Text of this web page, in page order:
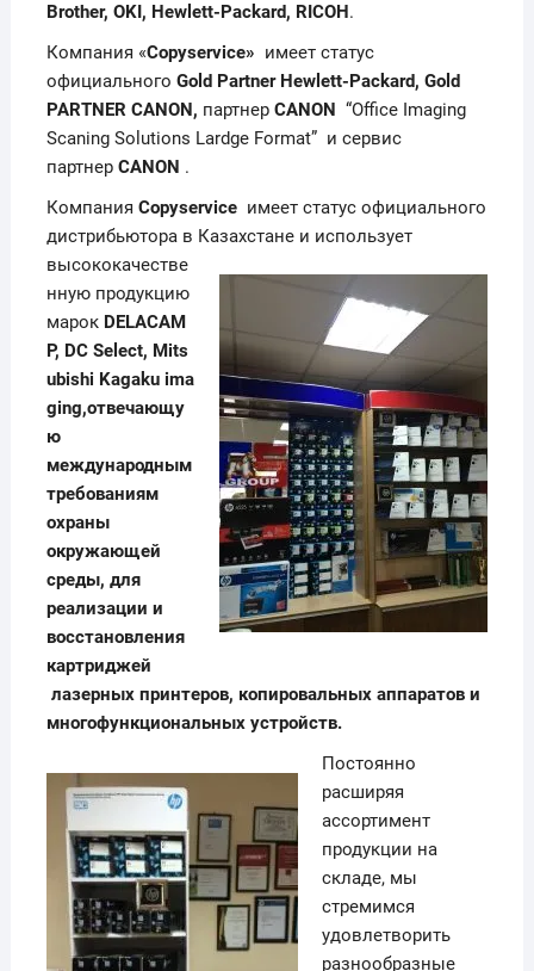
Brother, OKI, Hewlett-Packard, RICOH.
Компания «Copyservice» имеет статус
официального Gold Partner Hewlett-Packard, Gold
PARTNER CANON, партнерCANON “Office Imaging
Scaning Solutions Lardge Format” и сервис
партнер CANON .
Компания Copyserviceимеет статус официального
дистрибьютора в Казахстане и использует
высококачестве
нную продукцию
марок DELACAM
P, DC Select, Mits
ubishi Kagaku ima
ging,отвечающу
ю
международным
требованиям
охраны
окружающей
среды, для
реализации и
восстановления
картриджей
лазерных принтеров, копировальных аппаратов и
многофункциональных устройств.
Постоянно
расширяя
ассортимент
продукции на
складе, мы
стремимся
удовлетворить
разнообразные